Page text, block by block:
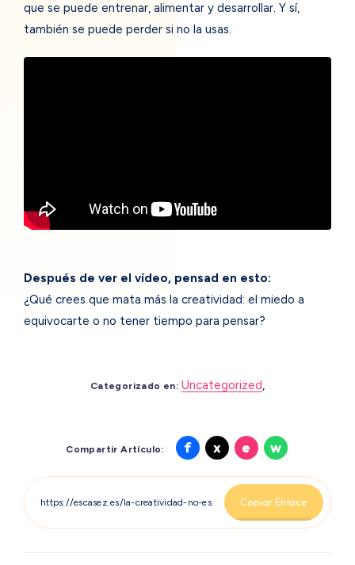
que se puede entrenar, alimentar y desarrollar. Y sí,
también se puede perder si no la usas.
Después de ver el vídeo, pensad en esto:
¿Qué crees que mata más la creatividad: el miedo a
equivocarte o no tener tiempo para pensar?
Categorizado en: Uncategorized,
Compartir Artículo: fCompartir
Facebook
xCompartir
X
e Compartir
Email
wCompartir
Whatsapp
Copiar Enlace